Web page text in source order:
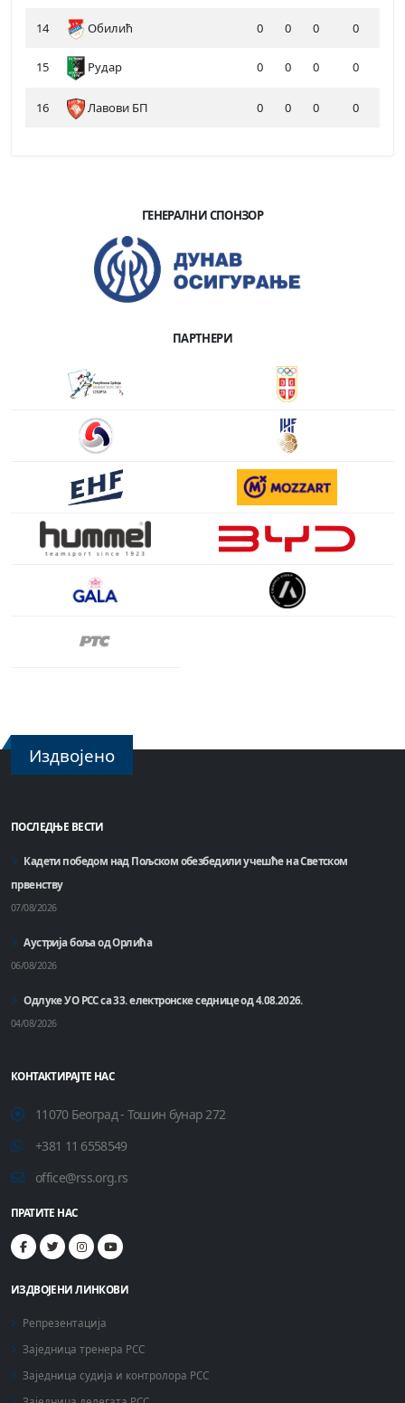
14 Обилић 0 0 0 0
15 Рудар 0 0 0 0
16 Лавови БП 0 0 0 0
ГЕНЕРАЛНИ СПОНЗОР
ПАРТНЕРИ
Издвојено
ПОСЛЕДЊЕ ВЕСТИ
Кадети победом над Пољском обезбедили учешће на Светском
првенству
07/08/2026
Аустрија боља од Орлића
06/08/2026
Одлуке УО РСС са 33. електронске седнице од 4.08.2026.
04/08/2026
КОНТАКТИРАЈТЕ НАС
11070 Београд - Тошин бунар 272
+381 11 6558549
office@rss.org.rs
ПРАТИТЕ НАС
ИЗДВОЈЕНИ ЛИНКОВИ
Репрезентација
Заједница тренера РСС
Заједница судија и контролора РСС